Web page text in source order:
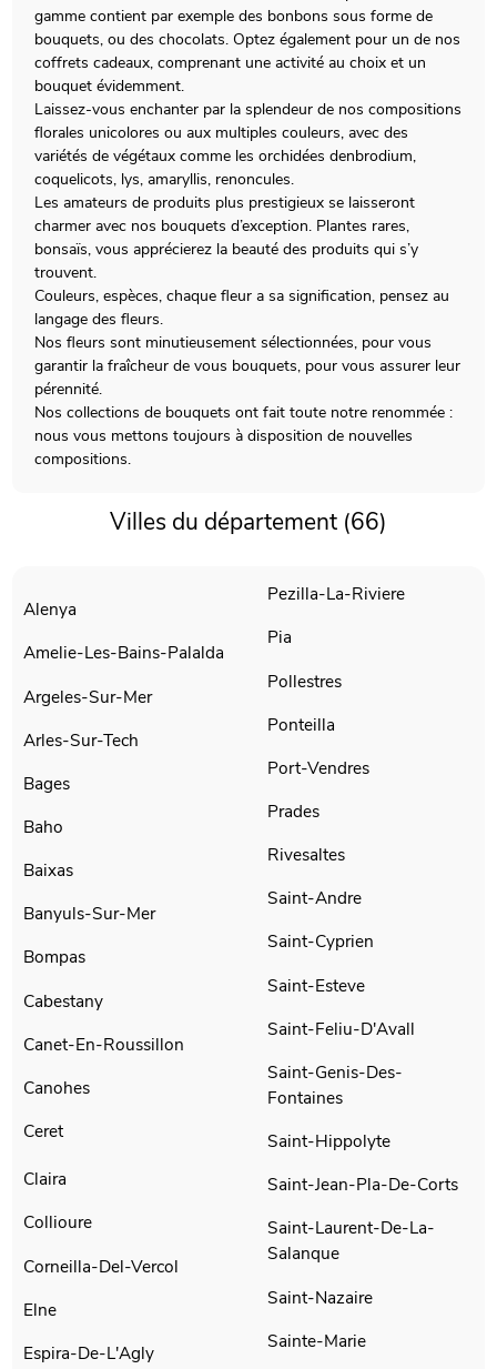
gamme contient par exemple des bonbons sous forme de
bouquets, ou des chocolats. Optez également pour un de nos
coffrets cadeaux, comprenant une activité au choix et un
bouquet évidemment.
Laissez-vous enchanter par la splendeur de nos compositions
florales unicolores ou aux multiples couleurs, avec des
variétés de végétaux comme les orchidées denbrodium,
coquelicots, lys, amaryllis, renoncules.
Les amateurs de produits plus prestigieux se laisseront
charmer avec nos bouquets d’exception. Plantes rares,
bonsaïs, vous apprécierez la beauté des produits qui s’y
trouvent.
Couleurs, espèces, chaque fleur a sa signification, pensez au
langage des fleurs.
Nos fleurs sont minutieusement sélectionnées, pour vous
garantir la fraîcheur de vous bouquets, pour vous assurer leur
pérennité.
Nos collections de bouquets ont fait toute notre renommée :
nous vous mettons toujours à disposition de nouvelles
compositions.
Villes du département (66)
Alenya
Amelie-Les-Bains-Palalda
Argeles-Sur-Mer
Arles-Sur-Tech
Bages
Baho
Baixas
Banyuls-Sur-Mer
Bompas
Cabestany
Canet-En-Roussillon
Canohes
Ceret
Claira
Collioure
Corneilla-Del-Vercol
Elne
Espira-De-L'Agly
Pezilla-La-Riviere
Pia
Pollestres
Ponteilla
Port-Vendres
Prades
Rivesaltes
Saint-Andre
Saint-Cyprien
Saint-Esteve
Saint-Feliu-D'Avall
Saint-Genis-Des-
Fontaines
Saint-Hippolyte
Saint-Jean-Pla-De-Corts
Saint-Laurent-De-La-
Salanque
Saint-Nazaire
Sainte-Marie